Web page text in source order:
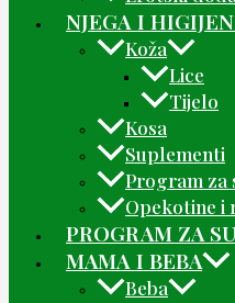
NJEGA I
Koža
Lice
Tijelo
Kosa
Suplementi
Program za
Opekotine i
PROGRAM ZA
MAMA I BEBA
Beba